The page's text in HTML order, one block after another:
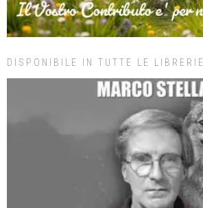
DISPONIBILE IN TUTTE LE LIBRERIE